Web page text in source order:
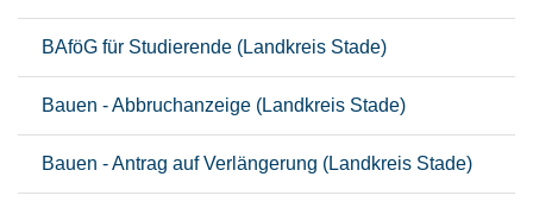
BAföG für Studierende (Landkreis Stade)
Bauen - Abbruchanzeige (Landkreis Stade)
Bauen - Antrag auf Verlängerung (Landkreis Stade)